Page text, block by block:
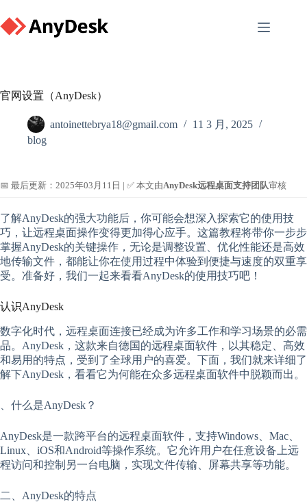
to
content
官网设置（AnyDesk）
antoinettebrya18@gmail.com
11 3 月, 2025
blog
📅 最后更新：2025年03月11日 | ✅ 本文由AnyDesk远程桌面支持团队审核
了解AnyDesk的强大功能后，你可能会想深入探索它的使用技
巧，让远程桌面操作变得更加得心应手。这篇教程将带你一步步
掌握AnyDesk的关键操作，无论是调整设置、优化性能还是高效
地传输文件，都能让你在使用过程中体验到便捷与速度的双重享
受。准备好，我们一起来看看AnyDesk的使用技巧吧！
认识AnyDesk
数字化时代，远程桌面连接已经成为许多工作和学习场景的必需
品。AnyDesk，这款来自德国的远程桌面软件，以其稳定、高效
和易用的特点，受到了全球用户的喜爱。下面，我们就来详细了
解下AnyDesk，看看它为何能在众多远程桌面软件中脱颖而出。
、什么是AnyDesk？
AnyDesk是一款跨平台的远程桌面软件，支持Windows、Mac、
Linux、iOS和Android等操作系统。它允许用户在任意设备上远
程访问和控制另一台电脑，实现文件传输、屏幕共享等功能。
二、AnyDesk的特点